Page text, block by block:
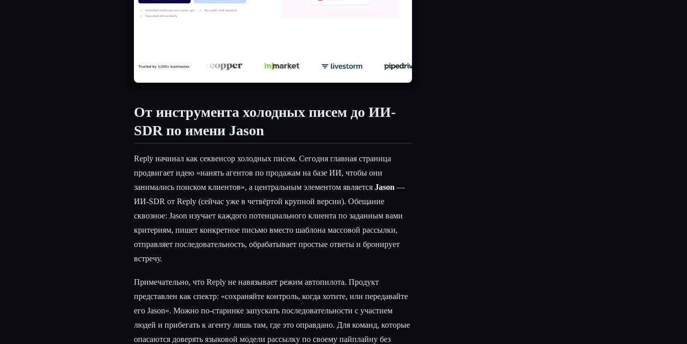
От инструмента холодных писем до ИИ-
SDR по имени Jason
Reply начинал как секвенсор холодных писем. Сегодня главная страница
продвигает идею «нанять агентов по продажам на базе ИИ, чтобы они
занимались поиском клиентов», а центральным элементом является Jason —
ИИ-SDR от Reply (сейчас уже в четвёртой крупной версии). Обещание
сквозное: Jason изучает каждого потенциального клиента по заданным вами
критериям, пишет конкретное письмо вместо шаблона массовой рассылки,
отправляет последовательность, обрабатывает простые ответы и бронирует
встречу.
Примечательно, что Reply не навязывает режим автопилота. Продукт
представлен как спектр: «сохраняйте контроль, когда хотите, или передавайте
его Jason». Можно по-старинке запускать последовательности с участием
людей и прибегать к агенту лишь там, где это оправдано. Для команд, которые
опасаются доверять языковой модели рассылку по своему пайплайну без